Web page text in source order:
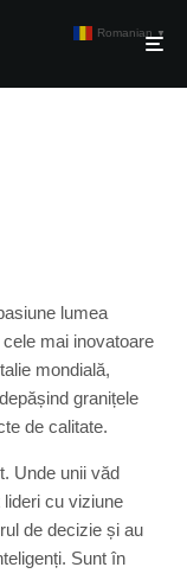
lumea
mai inovatoare
mondială,
granițele
de calitate.
Unde unii văd
cu viziune
de decizie și au
Sunt în
Romanian ▼